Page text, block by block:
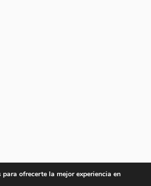
ofrecerte la mejor experiencia en